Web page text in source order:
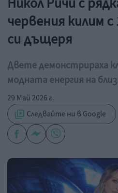
червения килим
си дъщеря
Двете демонстрираха
модната енергия на
29 Май 2026 г.
Следвайте ни в Google